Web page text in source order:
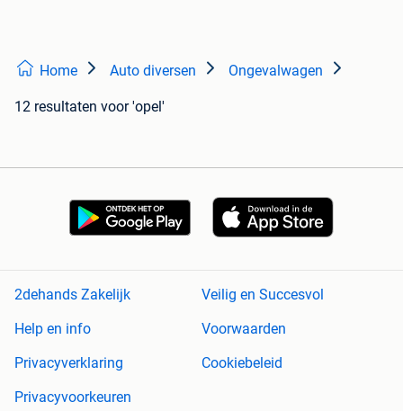
Home Auto diversen Ongevalwagen
12 resultaten voor 'opel'
2dehands Zakelijk
Veilig en Succesvol
Help en info
Voorwaarden
Privacyverklaring
Cookiebeleid
Privacyvoorkeuren